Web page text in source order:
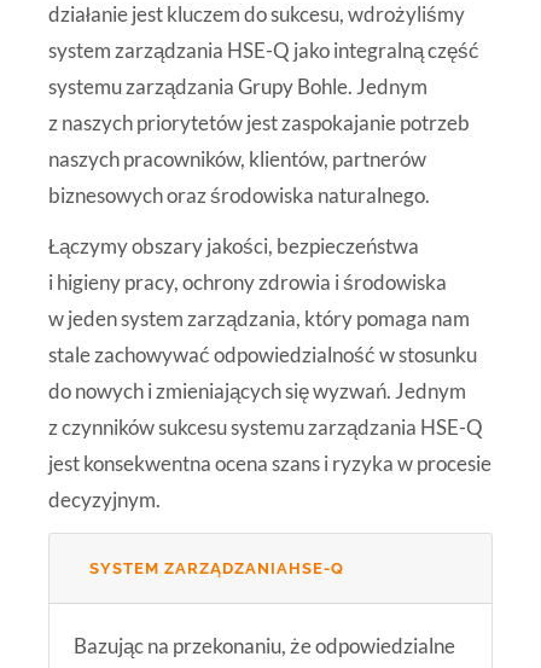
działanie jest kluczem do sukcesu, wdrożyliśmy
system zarządzania HSE-Q jako integralną część
systemu zarządzania Grupy Bohle. Jednym
z naszych priorytetów jest zaspokajanie potrzeb
naszych pracowników, klientów, partnerów
biznesowych oraz środowiska naturalnego.
Łączymy obszary jakości, bezpieczeństwa
i higieny pracy, ochrony zdrowia i środowiska
w jeden system zarządzania, który pomaga nam
stale zachowywać odpowiedzialność w stosunku
do nowych i zmieniających się wyzwań. Jednym
z czynników sukcesu systemu zarządzania HSE-Q
jest konsekwentna ocena szans i ryzyka w procesie
decyzyjnym.
SYSTEM ZARZĄDZANIAHSE-Q
Bazując na przekonaniu, że odpowiedzialne